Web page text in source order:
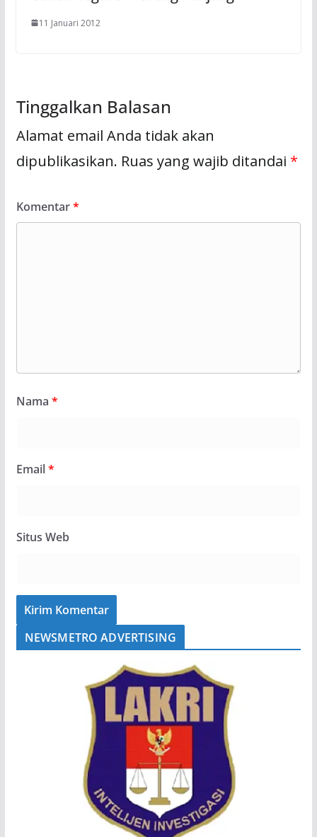
11 Januari 2012
Tinggalkan Balasan
Alamat email Anda tidak akan
dipublikasikan. Ruas yang wajib ditandai *
Komentar*
Nama *
Email*
Situs Web
NEWSMETRO ADVERTISING